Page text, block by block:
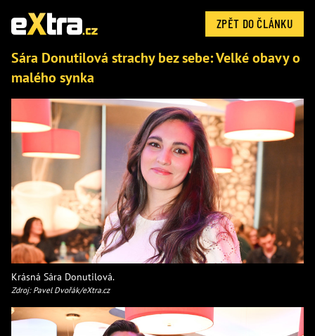
ZPĚT DO ČLÁNKU
Sára Donutilová strachy bez sebe: Velké obavy o
malého synka
Krásná Sára Donutilová.
Zdroj: Pavel Dvořák/eXtra.cz